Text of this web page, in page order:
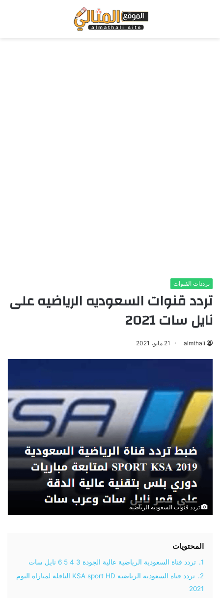
ترددات القنوات
تردد قنوات السعوديه الرياضيه على
نايل سات 2021
almthali 21 مايو، 2021
تردد قنوات السعوديه الرياضيه
المحتويات
1.
تردد قناة السعودية الرياضية عالية الجودة 3 4 5 6 نايل سات
2.
تردد قناة السعودية الرياضية KSA sport HD الناقلة لمباراة اليوم
2021